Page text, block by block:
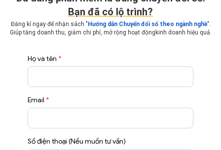
Bạn đã có lộ trình?
Đăng kí ngay để nhận sách " Hướng dẫn Chuyển đổi số theo ngành nghề".
Giúp tăng doanh thu, giảm chi phí, mở rộng hoạt động kinh doanh hiệu quả.
Họ và tên *
Email *
Số điện thoại (Nếu muốn tư vấn)